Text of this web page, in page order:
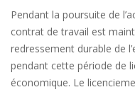
Pendant la poursuite de
contrat de travail est
redressement durable de
pendant cette période de
économique. Le